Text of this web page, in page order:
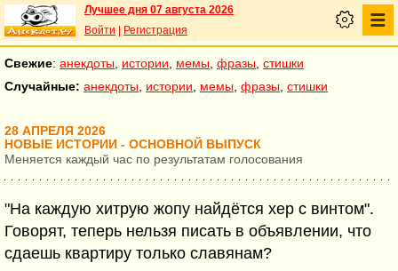
Лучшее дня 07 августа 2026
Войти
Регистрация
Свежие: анекдоты истории мемы фразы стишки
Случайные: анекдоты истории мемы фразы стишки
28 АПРЕЛЯ 2026
НОВЫЕ ИСТОРИИ - ОСНОВНОЙ ВЫПУСК
Меняется каждый час по результатам голосования
"На каждую хитрую жопу найдётся хер с винтом".
Говорят, теперь нельзя писать в объявлении, что
сдаешь квартиру только славянам?